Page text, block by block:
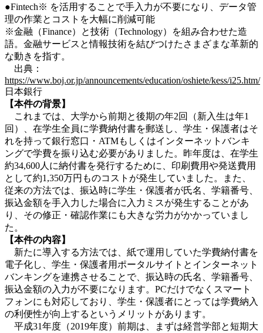
●Fintech※ を活用することで手入力が不要になり、データ管
理の作業とコストを大幅に削減可能
※金融（Finance）と技術（Technology）を組み合わせた造
語。金融サービスと情報技術を結びつけたさまざまな革新的
な動きを指す。
出典：
https://www.boj.or.jp/announcements/education/oshiete/kess/i25.htm/
日本銀行
【本件の背景】
これまでは、大学から前期と後期の年2回（新入生は年1
回）、在学生全員に学費納付書を郵送し、学生・保護者はそ
れを持って銀行窓口・ATMもしくはインターネットバンキ
ングで学費を振り込む必要がありました。昨年度は、在学生
約34,600人に納付書を発行するために、印刷費用や発送費用
として約1,350万円ものコストが発生していました。また、
従来の方法では、振込時に学生・保護者が氏名、学籍番号、
振込金額を手入力した場合に入力ミスが発生することがあ
り、その修正・確認作業にも大きな労力がかかっていまし
た。
【本件の内容】
新たに導入する方法では、紙で運用していた学費納付書を
電子化し、学生・保護者用ポータルサイトとインターネット
バンキングを連携させることで、振込時の氏名、学籍番号、
振込金額の入力が不要になります。PCだけでなくスマート
フォンにも対応しており、学生・保護者にとっては学費納入
の利便性が向上するというメリットがあります。
平成31年度（2019年度）前期は、まずは経営学部と短期大